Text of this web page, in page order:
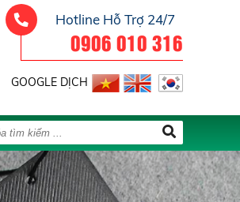
Hotline Hỗ Trợ 24/7
0906 010 316
GOOGLE DỊCH